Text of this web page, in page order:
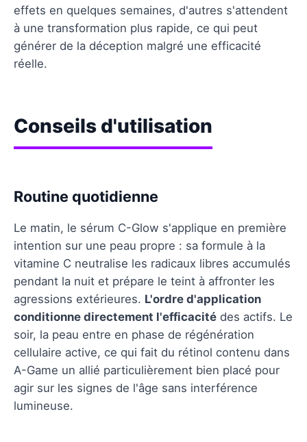
effets en quelques semaines, d'autres s'attendent
à une transformation plus rapide, ce qui peut
générer de la déception malgré une efficacité
réelle.
Conseils d'utilisation
Routine quotidienne
Le matin, le sérum C-Glow s'applique en première
intention sur une peau propre : sa formule à la
vitamine C neutralise les radicaux libres accumulés
pendant la nuit et prépare le teint à affronter les
agressions extérieures. L'ordre d'application
conditionne directement l'efficacité des actifs. Le
soir, la peau entre en phase de régénération
cellulaire active, ce qui fait du rétinol contenu dans
A-Game un allié particulièrement bien placé pour
agir sur les signes de l'âge sans interférence
lumineuse.